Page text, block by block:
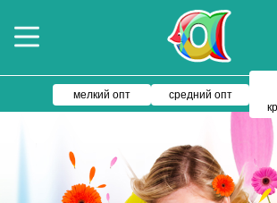
мелкий опт
средний опт